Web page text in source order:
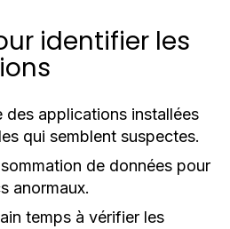
identifier les
des applications installées
qui semblent suspectes.
de données pour
anormaux.
temps à vérifier les